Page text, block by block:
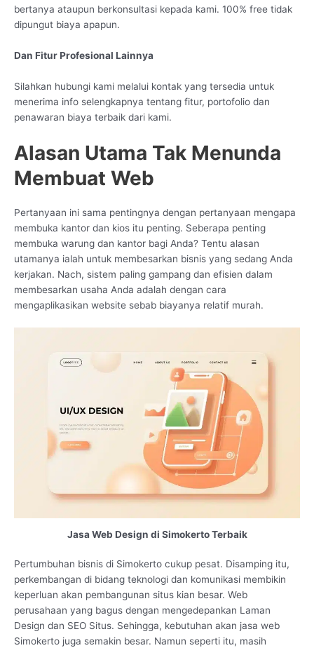
bertanya ataupun berkonsultasi kepada kami. 100% free tidak
dipungut biaya apapun.
Dan Fitur Profesional Lainnya
Silahkan hubungi kami melalui kontak yang tersedia untuk
menerima info selengkapnya tentang fitur, portofolio dan
penawaran biaya terbaik dari kami.
Alasan Utama Tak Menunda
Membuat Web
Pertanyaan ini sama pentingnya dengan pertanyaan mengapa
membuka kantor dan kios itu penting. Seberapa penting
membuka warung dan kantor bagi Anda? Tentu alasan
utamanya ialah untuk membesarkan bisnis yang sedang Anda
kerjakan. Nach, sistem paling gampang dan efisien dalam
membesarkan usaha Anda adalah dengan cara
mengaplikasikan website sebab biayanya relatif murah.
Jasa Web Design di Simokerto Terbaik
Pertumbuhan bisnis di Simokerto cukup pesat. Disamping itu,
perkembangan di bidang teknologi dan komunikasi membikin
keperluan akan pembangunan situs kian besar. Web
perusahaan yang bagus dengan mengedepankan Laman
Design dan SEO Situs. Sehingga, kebutuhan akan jasa web
Simokerto juga semakin besar. Namun seperti itu, masih